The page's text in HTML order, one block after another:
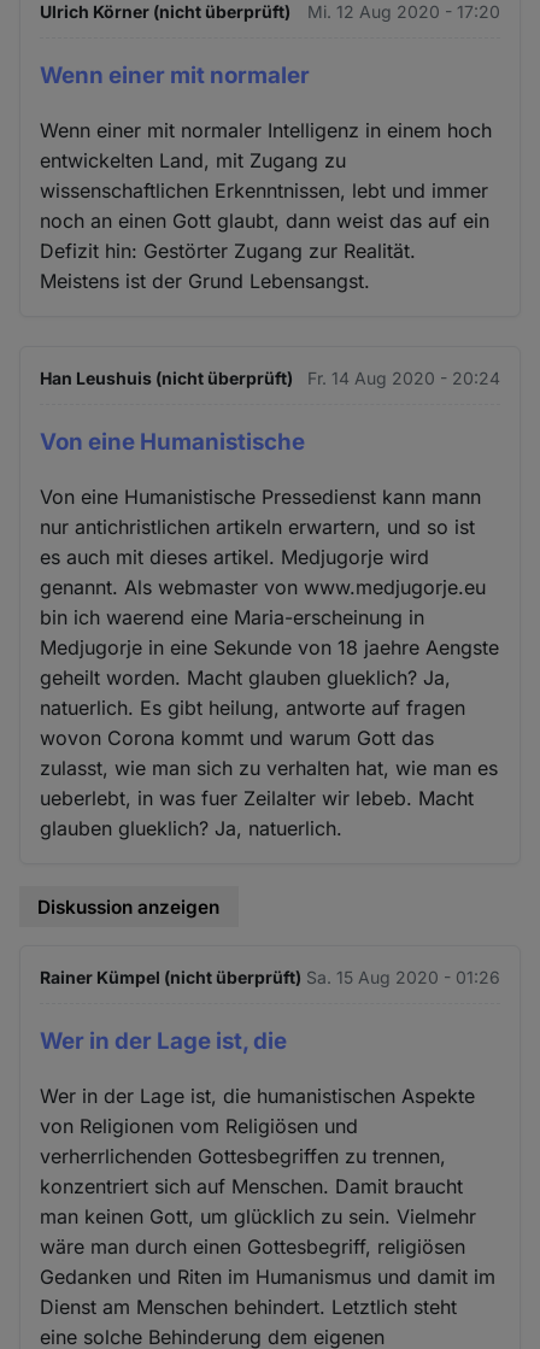
Ulrich Körner (nicht überprüft) Mi. 12 Aug 2020 - 17:20
Wenn einer mit normaler
Wenn einer mit normaler Intelligenz in einem hoch
entwickelten Land, mit Zugang zu
wissenschaftlichen Erkenntnissen, lebt und immer
noch an einen Gott glaubt, dann weist das auf ein
Defizit hin: Gestörter Zugang zur Realität.
Meistens ist der Grund Lebensangst.
Han Leushuis (nicht überprüft) Fr. 14 Aug 2020 - 20:24
Von eine Humanistische
Von eine Humanistische Pressedienst kann mann
nur antichristlichen artikeln erwartern, und so ist
es auch mit dieses artikel. Medjugorje wird
genannt. Als webmaster von www.medjugorje.eu
bin ich waerend eine Maria-erscheinung in
Medjugorje in eine Sekunde von 18 jaehre Aengste
geheilt worden. Macht glauben glueklich? Ja,
natuerlich. Es gibt heilung, antworte auf fragen
wovon Corona kommt und warum Gott das
zulasst, wie man sich zu verhalten hat, wie man es
ueberlebt, in was fuer Zeilalter wir lebeb. Macht
glauben glueklich? Ja, natuerlich.
Diskussion anzeigen
Rainer Kümpel (nicht überprüft) Sa. 15 Aug 2020 - 01:26
Wer in der Lage ist, die
Wer in der Lage ist, die humanistischen Aspekte
von Religionen vom Religiösen und
verherrlichenden Gottesbegriffen zu trennen,
konzentriert sich auf Menschen. Damit braucht
man keinen Gott, um glücklich zu sein. Vielmehr
wäre man durch einen Gottesbegriff, religiösen
Gedanken und Riten im Humanismus und damit im
Dienst am Menschen behindert. Letztlich steht
eine solche Behinderung dem eigenen